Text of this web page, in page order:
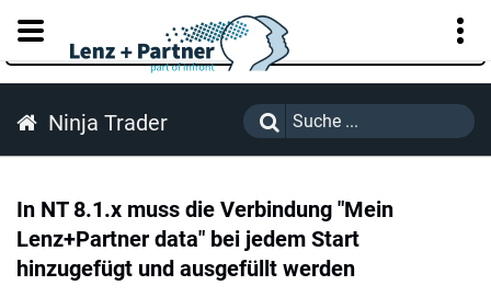
KUNDENPORTAL
Ninja Trader
In NT 8.1.x muss die Verbindung "Mein
Lenz+Partner data" bei jedem Start
hinzugefügt und ausgefüllt werden